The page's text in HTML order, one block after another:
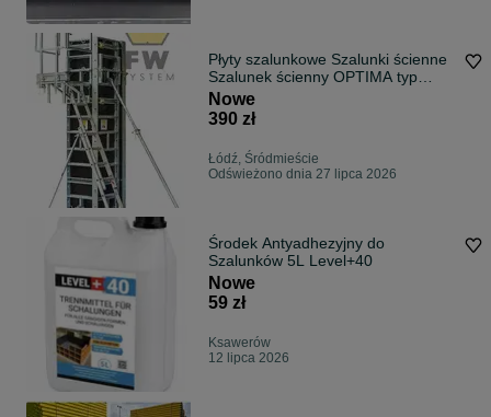
Płyty szalunkowe Szalunki ścienne
Szalunek ścienny OPTIMA typ
Rasto
Nowe
390 zł
Łódź, Śródmieście
Odświeżono dnia 27 lipca 2026
Środek Antyadhezyjny do
Szalunków 5L Level+40
Nowe
59 zł
Ksawerów
12 lipca 2026